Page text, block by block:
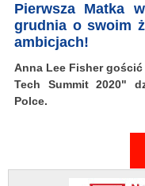
Pierwsza Matka
grudnia o swoim
ambicjach!
Anna Lee Fisher
Tech Summit 2020"
Polce.